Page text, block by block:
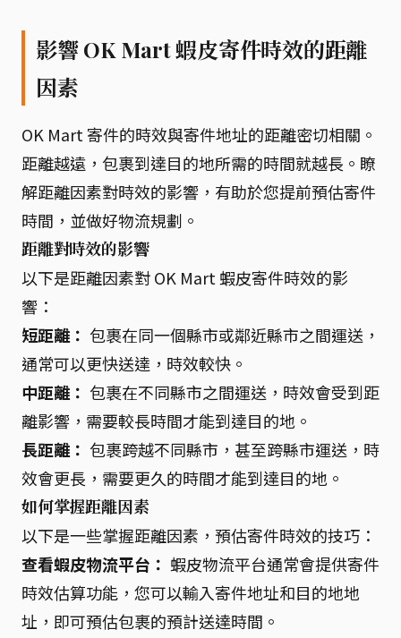
影響 OK Mart 蝦皮寄件時效的距離
因素
OK Mart 寄件的時效與寄件地址的距離密切相關。
距離越遠，包裹到達目的地所需的時間就越長。瞭
解距離因素對時效的影響，有助於您提前預估寄件
時間，並做好物流規劃。
距離對時效的影響
以下是距離因素對 OK Mart 蝦皮寄件時效的影
響：
短距離： 包裹在同一個縣市或鄰近縣市之間運送，
通常可以更快送達，時效較快。
中距離： 包裹在不同縣市之間運送，時效會受到距
離影響，需要較長時間才能到達目的地。
長距離： 包裹跨越不同縣市，甚至跨縣市運送，時
效會更長，需要更久的時間才能到達目的地。
如何掌握距離因素
以下是一些掌握距離因素，預估寄件時效的技巧：
查看蝦皮物流平台： 蝦皮物流平台通常會提供寄件
時效估算功能，您可以輸入寄件地址和目的地地
址，即可預估包裹的預計送達時間。